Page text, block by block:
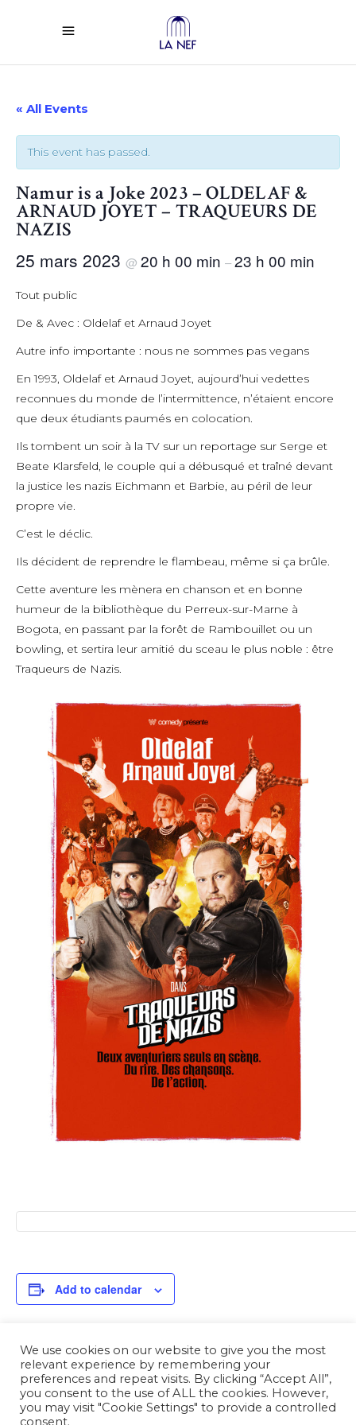
« All Events
This event has passed.
Namur is a Joke 2023 – OLDELAF &
ARNAUD JOYET – TRAQUEURS DE
NAZIS
25 mars 2023 @ 20 h 00 min –23 h 00 min
Tout public
De & Avec : Oldelaf et Arnaud Joyet
Autre info importante : nous ne sommes pas vegans
En 1993, Oldelaf et Arnaud Joyet, aujourd’hui vedettes
reconnues du monde de l’intermittence, n’étaient encore
que deux étudiants paumés en colocation.
Ils tombent un soir à la TV sur un reportage sur Serge et
Beate Klarsfeld, le couple qui a débusqué et traîné devant
la justice les nazis Eichmann et Barbie, au péril de leur
propre vie.
C’est le déclic.
Ils décident de reprendre le flambeau, même si ça brûle.
Cette aventure les mènera en chanson et en bonne
humeur de la bibliothèque du Perreux-sur-Marne à
Bogota, en passant par la forêt de Rambouillet ou un
bowling, et sertira leur amitié du sceau le plus noble : être
Traqueurs de Nazis.
Add to calendar
Event
Navigation
«Namur is a Joke
2023 – ZIDANI –
MAMIE GEORGETTE
Namur is a Joke
2023 – OKIDOK –
SLIPS INSIDE»
We use cookies on our website to give you the most
relevant experience by remembering your
preferences and repeat visits. By clicking “Accept All”,
you consent to the use of ALL the cookies. However,
you may visit "Cookie Settings" to provide a controlled
consent.